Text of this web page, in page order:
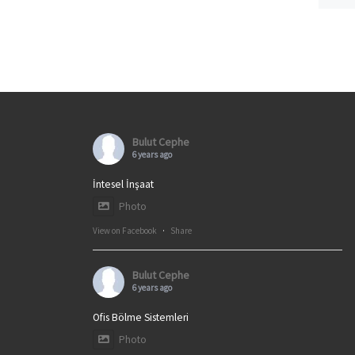
Bulut Cephe
6 years ago
İntesel İnşaat
Photo
View on Facebook · Share
Bulut Cephe
6 years ago
Ofis Bölme Sistemleri
Photo